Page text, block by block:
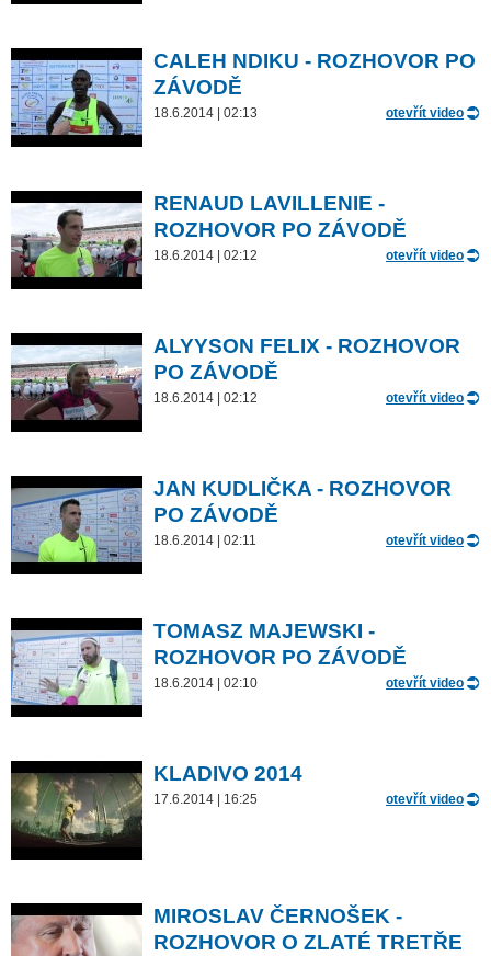
CALEH NDIKU - ROZHOVOR PO
ZÁVODĚ
18.6.2014 | 02:13 otevřít video
RENAUD LAVILLENIE -
ROZHOVOR PO ZÁVODĚ
18.6.2014 | 02:12 otevřít video
ALYYSON FELIX - ROZHOVOR
PO ZÁVODĚ
18.6.2014 | 02:12 otevřít video
JAN KUDLIČKA - ROZHOVOR
PO ZÁVODĚ
18.6.2014 | 02:11 otevřít video
TOMASZ MAJEWSKI -
ROZHOVOR PO ZÁVODĚ
18.6.2014 | 02:10 otevřít video
KLADIVO 2014
17.6.2014 | 16:25 otevřít video
MIROSLAV ČERNOŠEK -
ROZHOVOR O ZLATÉ TRETŘE